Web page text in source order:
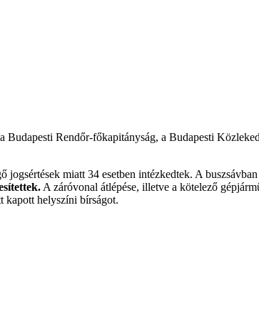
Budapesti Rendőr-főkapitányság, a Budapesti
jogsértések miatt 34 esetben intézkedtek. A
A záróvonal átlépése, illetve a kötelező
kapott helyszíni bírságot.